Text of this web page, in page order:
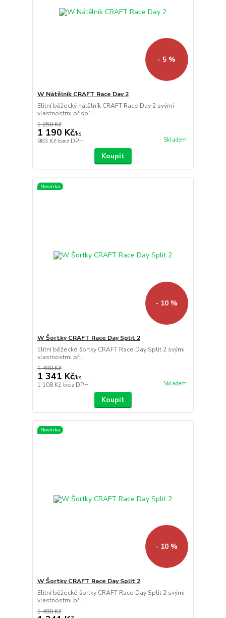
- 5 %
W Nátělník CRAFT Race Day 2
Elitní běžecký nátělník CRAFT Race Day 2 svými
vlastnostmi přispí...
1 250 Kč
1 190 Kč/ks
983 Kč bez DPH Skladem
Koupit
Novinka
- 10 %
W Šortky CRAFT Race Day Split 2
Elitní běžecké šortky CRAFT Race Day Split 2 svými
vlastnostmi př...
1 490 Kč
1 341 Kč/ks
1 108 Kč bez DPH Skladem
Koupit
Novinka
- 10 %
W Šortky CRAFT Race Day Split 2
Elitní běžecké šortky CRAFT Race Day Split 2 svými
vlastnostmi př...
1 490 Kč